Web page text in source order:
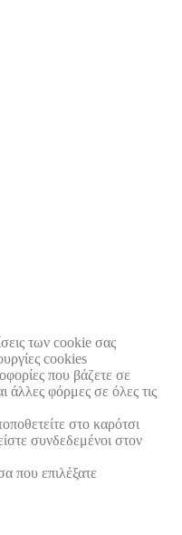
των cookie σας
cookies
που βάζετε σε
άλλες φόρμες σε όλες τις
στο καρότσι
συνδεδεμένοι στον
που επιλέξατε